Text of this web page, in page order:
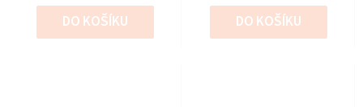
DO KOŠÍKU DO KOŠÍKU